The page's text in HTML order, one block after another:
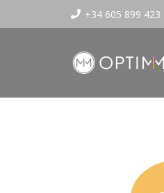
+34 605 899 423